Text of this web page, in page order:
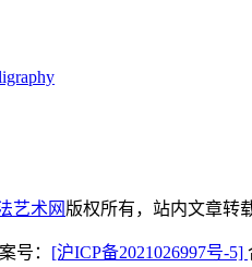
艺术网 版权所有，站内文章转
号： [沪ICP备2021026997号-5]